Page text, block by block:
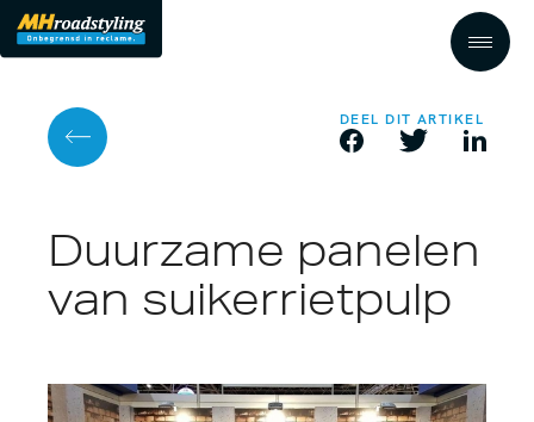
DEEL DIT ARTIKEL
Duurzame panelen
van suikerrietpulp